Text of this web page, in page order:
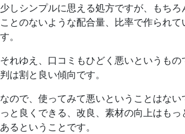
少しシンプルに思える処方ですが、もち
ことのないような配合量、比率で作られて
す。
それゆえ、口コミもひどく悪いというも
判は割と良い傾向です。
なので、使ってみて悪いということはない
っと良くできる、改良、素材の向上はも
あるということです。